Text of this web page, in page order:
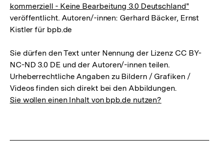
kommerziell - Keine Bearbeitung 3.0 Deutschland"
veröffentlicht. Autoren/-innen: Gerhard Bäcker, Ernst
Kistler für bpb.de
Sie dürfen den Text unter Nennung der Lizenz CC BY-
NC-ND 3.0 DE und der Autoren/-innen teilen.
Urheberrechtliche Angaben zu Bildern / Grafiken /
Videos finden sich direkt bei den Abbildungen.
Sie wollen einen Inhalt von bpb.de nutzen?